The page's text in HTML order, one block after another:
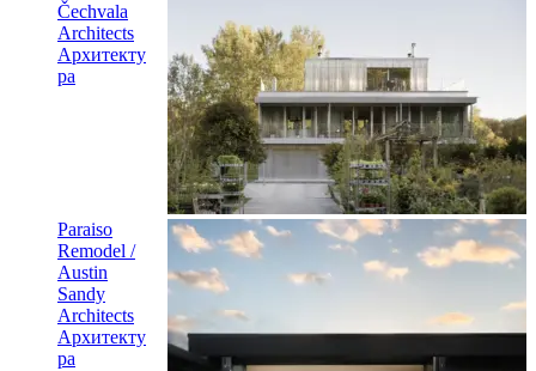
Čechvala
Architects
Архитекту
ра
Paraiso
Remodel /
Austin
Sandy
Architects
Архитекту
ра